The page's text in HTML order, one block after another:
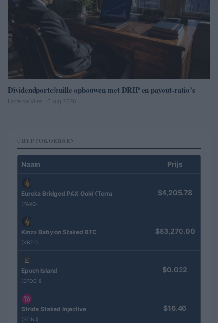
Dividendportefeuille opbouwen met DRIP en payout-ratio’s
Lotte de Vries · 6 aug 2026
CRYPTOKOERSEN
Naam Prijs
Eureka Bridged PAX Gold (Terra
(PAXG)
$4,205.78
Kinza Babylon Staked BTC
(KBTC)
$83,270.00
Epoch Island
(EPOCH)
$0.032
Stride Staked Injective
(STINJ)
$16.46